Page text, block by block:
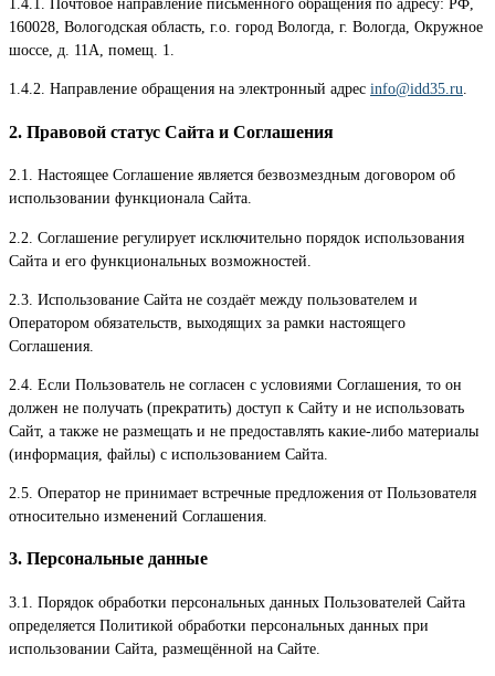
1.4.1. Почтовое направление письменного обращения по адресу: РФ,
160028, Вологодская область, г.о. город Вологда, г. Вологда, Окружное
шоссе, д. 11А, помещ. 1.
1.4.2. Направление обращения на электронный адрес info@idd35.ru.
2. Правовой статус Сайта и Соглашения
2.1. Настоящее Соглашение является безвозмездным договором об
использовании функционала Сайта.
2.2. Соглашение регулирует исключительно порядок использования
Сайта и его функциональных возможностей.
2.3. Использование Сайта не создаёт между пользователем и
Оператором обязательств, выходящих за рамки настоящего
Соглашения.
2.4. Если Пользователь не согласен с условиями Соглашения, то он
должен не получать (прекратить) доступ к Сайту и не использовать
Сайт, а также не размещать и не предоставлять какие-либо материалы
(информация, файлы) с использованием Сайта.
2.5. Оператор не принимает встречные предложения от Пользователя
относительно изменений Соглашения.
3. Персональные данные
3.1. Порядок обработки персональных данных Пользователей Сайта
определяется Политикой обработки персональных данных при
использовании Сайта, размещённой на Сайте.